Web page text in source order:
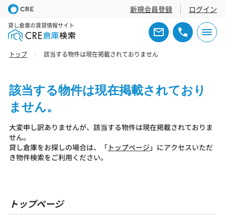
新規会員登録 ログイン
貸し倉庫の賃貸情報サイト
トップ 該当する物件は現在掲載されておりません
該当する物件は現在掲載されており
ません。
大変申し訳ありませんが、該当する物件は現在掲載されておりま
せん。
貸し倉庫をお探しの場合は、「 トップページ 」にアクセスいただ
き物件検索をご利用ください。
トップページ